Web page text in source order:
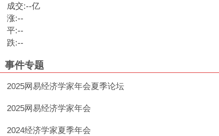
成交:--亿
涨:--
平:--
跌:--
事件专题
2025网易经济学家年会夏季论坛
2025网易经济学家年会
2024经济学家夏季年会